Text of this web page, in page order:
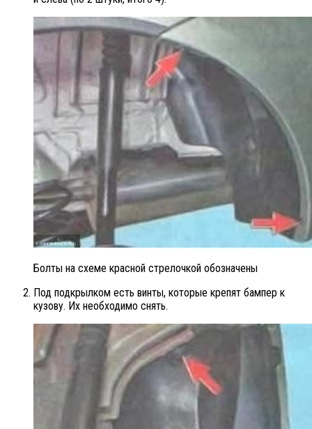
Болты на схеме красной стрелочкой обозначены
Под подкрылком есть винты, которые крепят бампер к
кузову. Их необходимо снять.